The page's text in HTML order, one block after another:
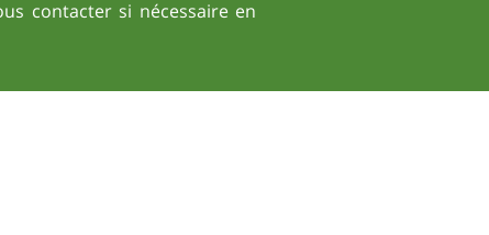
contacter si nécessaire en